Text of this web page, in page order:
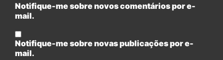
Notifique-me sobre novos comentários por e-
mail.
Notifique-me sobre novas publicações por e-
mail.